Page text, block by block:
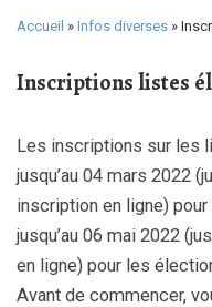
Accueil » Infos diverses »
Inscriptions listes
Les inscriptions sur les
jusqu’au 04 mars 2022
inscription en ligne)
jusqu’au 06 mai 2022
en ligne) pour les
Avant de commencer,